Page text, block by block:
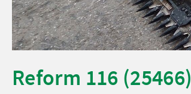
Reform 116 (25466)